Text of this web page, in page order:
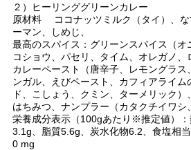
２）ヒーリンググリーンカレー
原材料 ココナッツミルク（タイ）、な
ーマン、しめじ、
最高のスパイス：グリーンスパイス（オ
コショウ、パセリ、タイム、オレガノ、
カレーペースト（唐辛子、レモングラス
ンガル、えびペースト、カフィアライ
ド、こしょう、クミン、ターメリック）、
はちみつ、ナンプラー（カタクチイワシ
栄養成分表示（100gあたり※推定値）
3.1g、脂質5.6g、炭水化物6.2、食塩相
0 mg